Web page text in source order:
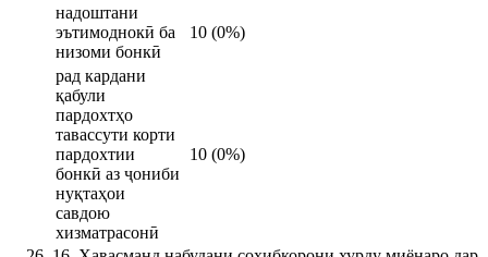
надоштани
эътимоднокӣ ба
низоми бонкӣ
10 (0%)
рад кардани
қабули
пардохтҳо
тавассути корти
пардохтии
бонкӣ аз ҷониби
нуқтаҳои
савдою
хизматрасонӣ
10 (0%)